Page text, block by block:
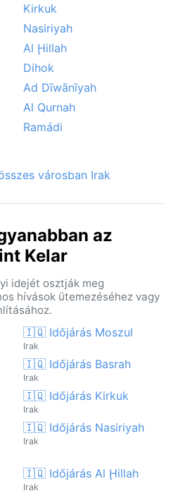
Kirkuk
Nasiriyah
Al Ḩillah
Dihok
Ad Dīwānīyah
Al Qurnah
Ramádi
városban Irak
az
Kelar
idejét osztják meg
hívások ütemezéséhez vagy
🇮🇶 Időjárás Moszul
Irak
🇮🇶 Időjárás Basrah
Irak
🇮🇶 Időjárás Kirkuk
Irak
🇮🇶 Időjárás Nasiriyah
Irak
🇮🇶 Időjárás Al Ḩillah
Irak